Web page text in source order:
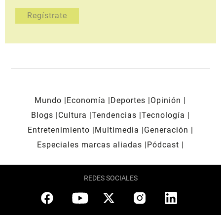
Mundo Economía Deportes
Opinión
Blogs
Cultura Tendencias Tecnología
Entretenimiento
Multimedia
Generación
Especiales marcas aliadas
Pódcast
REDES SOCIALES